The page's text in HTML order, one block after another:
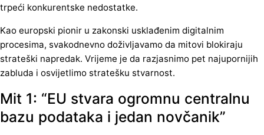
trpeći konkurentske nedostatke.
Kao europski pionir u zakonski usklađenim digitalnim
procesima, svakodnevno doživljavamo da mitovi blokiraju
strateški napredak. Vrijeme je da razjasnimo pet najupornijih
zabluda i osvijetlimo stratešku stvarnost.
Mit 1: “EU stvara ogromnu centralnu
bazu podataka i jedan novčanik”